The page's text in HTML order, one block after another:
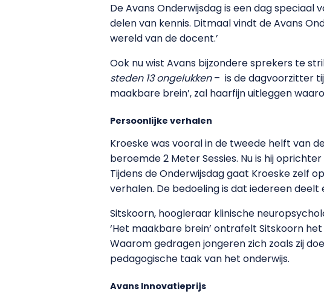
De Avans Onderwijsdag is een dag
delen van kennis. Ditmaal vindt de Avans
wereld van de docent.’
Ook nu wist Avans bijzondere sprekers te
steden 13 ongelukken– is de dagvoorzitter
maakbare brein’, zal haarfijn uitleggen
Persoonlijke verhalen
Kroeske was vooral in de tweede helft van
beroemde 2 Meter Sessies. Nu is hij
Tijdens de Onderwijsdag gaat Kroeske zelf
verhalen. De bedoeling is dat iedereen deelt
Sitskoorn, hoogleraar klinische
‘Het maakbare brein’ ontrafelt Sitskoorn
Waarom gedragen jongeren zich zoals zij
pedagogische taak van het onderwijs.
Avans Innovatieprijs